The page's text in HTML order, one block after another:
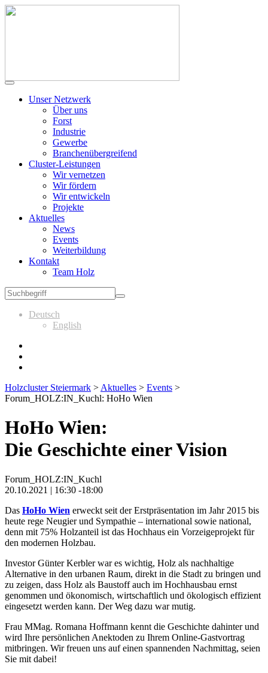
Unser Netzwerk
Über uns
Forst
Industrie
Gewerbe
Branchenübergreifend
Cluster-Leistungen
Wir vernetzen
Wir fördern
Wir entwickeln
Projekte
Aktuelles
News
Events
Weiterbildung
Kontakt
Team Holz
Deutsch
English
Holzcluster Steiermark > Aktuelles > Events >
Forum_HOLZ:IN_Kuchl: HoHo Wien
HoHo Wien:
Die Geschichte einer Vision
Forum_HOLZ:IN_Kuchl
20.10.2021 | 16:30 -18:00
Das HoHo Wien erweckt seit der Erstpräsentation im Jahr 2015 bis
heute rege Neugier und Sympathie – international sowie national,
denn mit 75% Holzanteil ist das Hochhaus ein Vorzeigeprojekt für
den modernen Holzbau.
Investor Günter Kerbler war es wichtig, Holz als nachhaltige
Alternative in den urbanen Raum, direkt in die Stadt zu bringen und
zu zeigen, dass Holz als Baustoff auch im Hochhausbau ernst
genommen und ökonomisch, wirtschaftlich und ökologisch effizient
eingesetzt werden kann. Der Weg dazu war mutig.
Frau MMag. Romana Hoffmann kennt die Geschichte dahinter und
wird Ihre persönlichen Anektoden zu Ihrem Online-Gastvortrag
mitbringen. Wir freuen uns auf einen spannenden Nachmittag, seien
Sie mit dabei!